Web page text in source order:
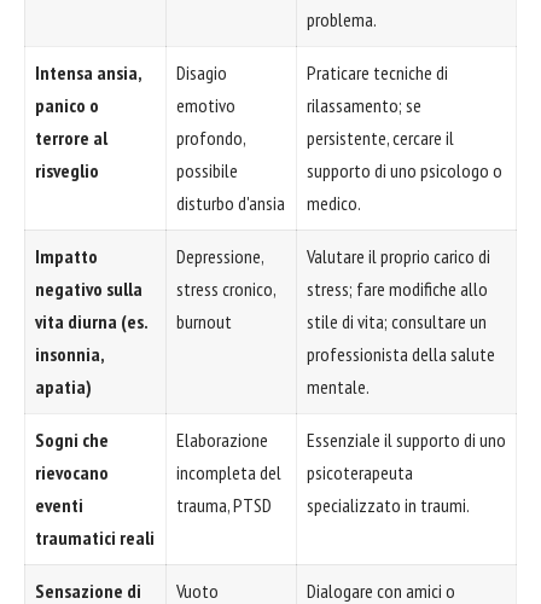
problema.
Intensa ansia,
panico o
terrore al
risveglio
Disagio
emotivo
profondo,
possibile
disturbo d'ansia
Praticare tecniche di
rilassamento; se
persistente, cercare il
supporto di uno psicologo o
medico.
Impatto
negativo sulla
vita diurna (es.
insonnia,
apatia)
Depressione,
stress cronico,
burnout
Valutare il proprio carico di
stress; fare modifiche allo
stile di vita; consultare un
professionista della salute
mentale.
Sogni che
rievocano
eventi
traumatici reali
Elaborazione
incompleta del
trauma, PTSD
Essenziale il supporto di uno
psicoterapeuta
specializzato in traumi.
Sensazione di
Vuoto
Dialogare con amici o